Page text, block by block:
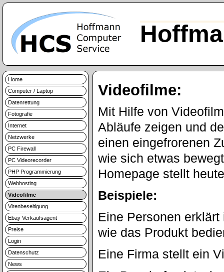
Home
Computer / Laptop
Datenrettung
Fotografie
Internet
Netzwerke
PC Firewall
PC Videorecorder
PHP Programmierung
Webhosting
Videofilme
Virenbeseitigung
Ebay Verkaufsagent
Preise
Login
Datenschutz
News
Videofilme:
Mit Hilfe von
Abläufe zeigen und
einen eingefrorenen
wie sich etwas
Homepage stellt
Beispiele:
Eine Personen
wie das Produkt
Eine Firma stellt ein